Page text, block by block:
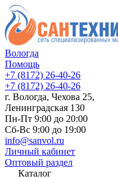
Вологда
Помощь
+7 (8172) 26-40-26
+7 (8172) 26-40-26
г. Вологда, Чехова 25,
Ленинградская 130
Пн-Пт 9:00 до 20:00
Сб-Вс 9:00 до 19:00
info@sanvol.ru
Личный кабинет
Оптовый раздел
Каталог